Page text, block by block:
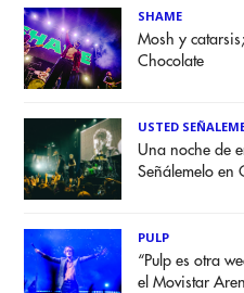
SHAME
Mosh y
Chocolate
USTED
Una noche de
Señálemelo en
PULP
“Pulp es otra
el Movistar